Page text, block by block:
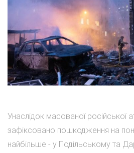
Унаслідок масованої російської
зафіксовано пошкодження на
найбільше - у Подільському та